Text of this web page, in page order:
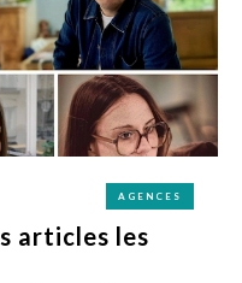
AGENCES
articles les